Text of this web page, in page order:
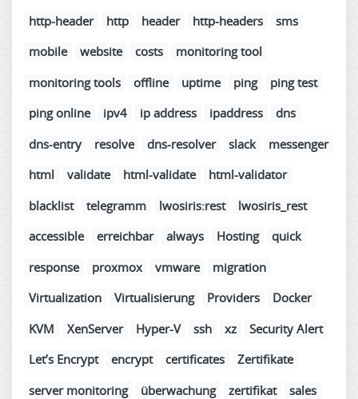
http-header
http header http-headers
sms
mobile
website costs
monitoring tool
monitoring tools
offline uptime ping
ping test
ping online
ipv4 ip address ipaddress
dns
dns-entry
resolve dns-resolver slack
messenger
html
validate html-validate
html-validator
blacklist
telegramm lwosiris:rest
lwosiris_rest
accessible
erreichbar always Hosting
quick
response
proxmox vmware
migration
Virtualization
Virtualisierung Providers
Docker
KVM
XenServer Hyper-V ssh xz
Security Alert
Let’s Encrypt
encrypt certificates
Zertifikate
server monitoring
überwachung zertifikat
sales